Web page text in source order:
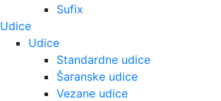
Sufix
Udice
Udice
Standardne udice
Šaranske udice
Vezane udice